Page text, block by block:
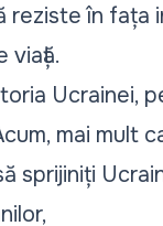
reziste în fața
viață.
Ucrainei,
mai mult
sprijiniți